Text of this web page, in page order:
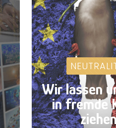
Wir lassen
in fremde